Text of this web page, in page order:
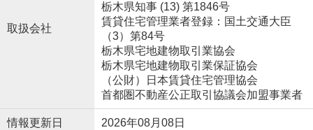
取扱会社
栃木県知事 (13) 第1846号
賃貸住宅管理業者登録：国土交通大臣
（3）第84号
栃木県宅地建物取引業協会
栃木県宅地建物取引業保証協会
（公財）日本賃貸住宅管理協会
首都圏不動産公正取引協議会加盟事業者
情報更新日 2026年08月08日